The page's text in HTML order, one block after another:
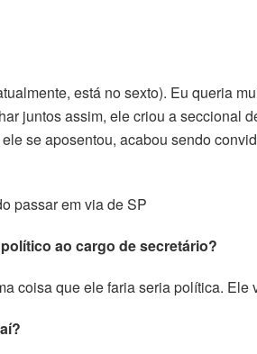
está no sexto). Eu queria
juntos assim, ele criou a seccional
se aposentou, acabou sendo
passar em via de SP
ao cargo de secretário?
coisa que ele faria seria política. Ele